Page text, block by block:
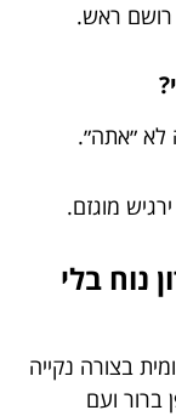
רושם ראש.
לא ״אתה״.
מוגזם.
נוח בלי
בצורה נקייה
ברור ועם